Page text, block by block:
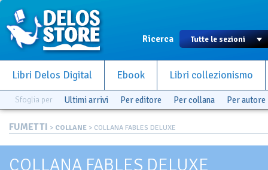
Ricerca
Libri Delos Digital Ebook Libri collezionismo
Sfoglia per Ultimi arrivi Per editore Per collana Per autore
FUMETTI > COLLANE > COLLANA FABLES DELUXE
COLLANA FABLES DELUXE